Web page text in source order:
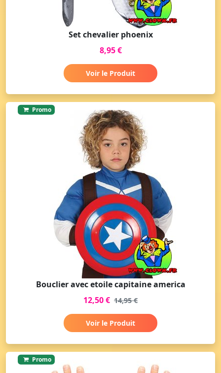
Set chevalier phoenix
8,95 €
Voir le Produit
Promo
Bouclier avec etoile capitaine america
12,50 € 14,95 €
Voir le Produit
Promo